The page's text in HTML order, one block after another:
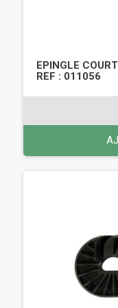
EPINGLE
REF : 011056